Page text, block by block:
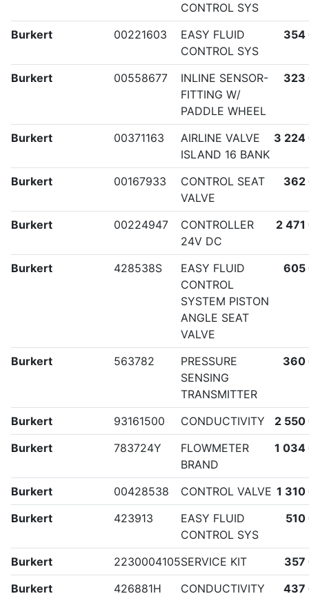
CONTROL SYS
Burkert 00221603
EASY FLUID
CONTROL SYS
354
Burkert 00558677
INLINE SENSOR-
FITTING W/
PADDLE WHEEL
323
Burkert 00371163
AIRLINE VALVE
ISLAND 16 BANK
3 224
Burkert 00167933
CONTROL SEAT
VALVE
362
Burkert 00224947
CONTROLLER
24V DC
2 471
Burkert 428538S
EASY FLUID
CONTROL
SYSTEM PISTON
ANGLE SEAT
VALVE
605
Burkert 563782
PRESSURE
SENSING
TRANSMITTER
360
Burkert 93161500 CONDUCTIVITY
2 550
Burkert
783724Y
FLOWMETER
BRAND
1 034
Burkert 00428538 CONTROL VALVE 1 310
Burkert
423913
EASY FLUID
CONTROL SYS
510
Burkert 2230004105SERVICE KIT
357
Burkert
426881H
CONDUCTIVITY
437